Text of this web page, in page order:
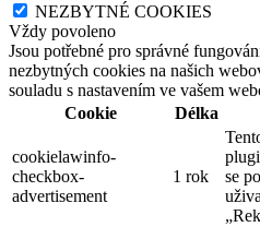
NEZBYTNÉ COOKIES
Vždy povoleno
Jsou potřebné pro správné
nezbytných cookies na našich
souladu s nastavením ve vašem
Cookie
Délka
cookielawinfo-
checkbox-
advertisement
1 rok
se